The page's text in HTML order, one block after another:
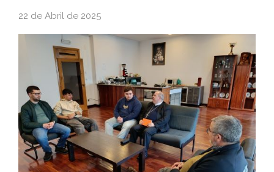
22 de Abril de 2025